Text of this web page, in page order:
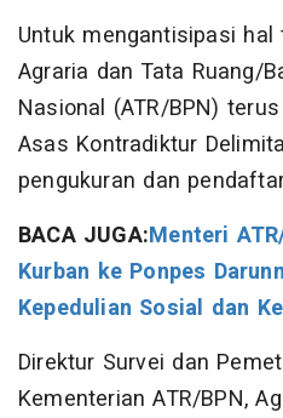
Untuk mengantisipasi
Agraria dan Tata Ruang/
Nasional (ATR/BPN)
Asas Kontradiktur
pengukuran dan
BACA JUGA:Menteri
Kurban ke Ponpes
Kepedulian Sosial dan
Direktur Survei dan
Kementerian ATR/BPN,